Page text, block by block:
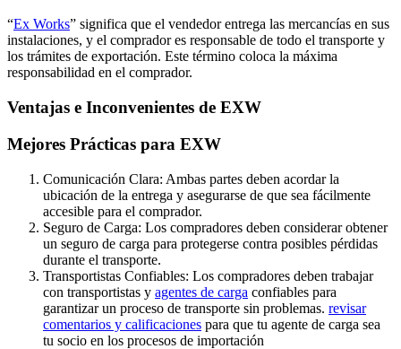
“Ex Works” significa que el vendedor entrega las mercancías en sus
instalaciones, y el comprador es responsable de todo el transporte y
los trámites de exportación. Este término coloca la máxima
responsabilidad en el comprador.
Ventajas e Inconvenientes de EXW
Mejores Prácticas para EXW
Comunicación Clara: Ambas partes deben acordar la
ubicación de la entrega y asegurarse de que sea fácilmente
accesible para el comprador.
Seguro de Carga: Los compradores deben considerar obtener
un seguro de carga para protegerse contra posibles pérdidas
durante el transporte.
Transportistas Confiables: Los compradores deben trabajar
con transportistas y agentes de carga confiables para
garantizar un proceso de transporte sin problemas. revisar
comentarios y calificaciones para que tu agente de carga sea
tu socio en los procesos de importación